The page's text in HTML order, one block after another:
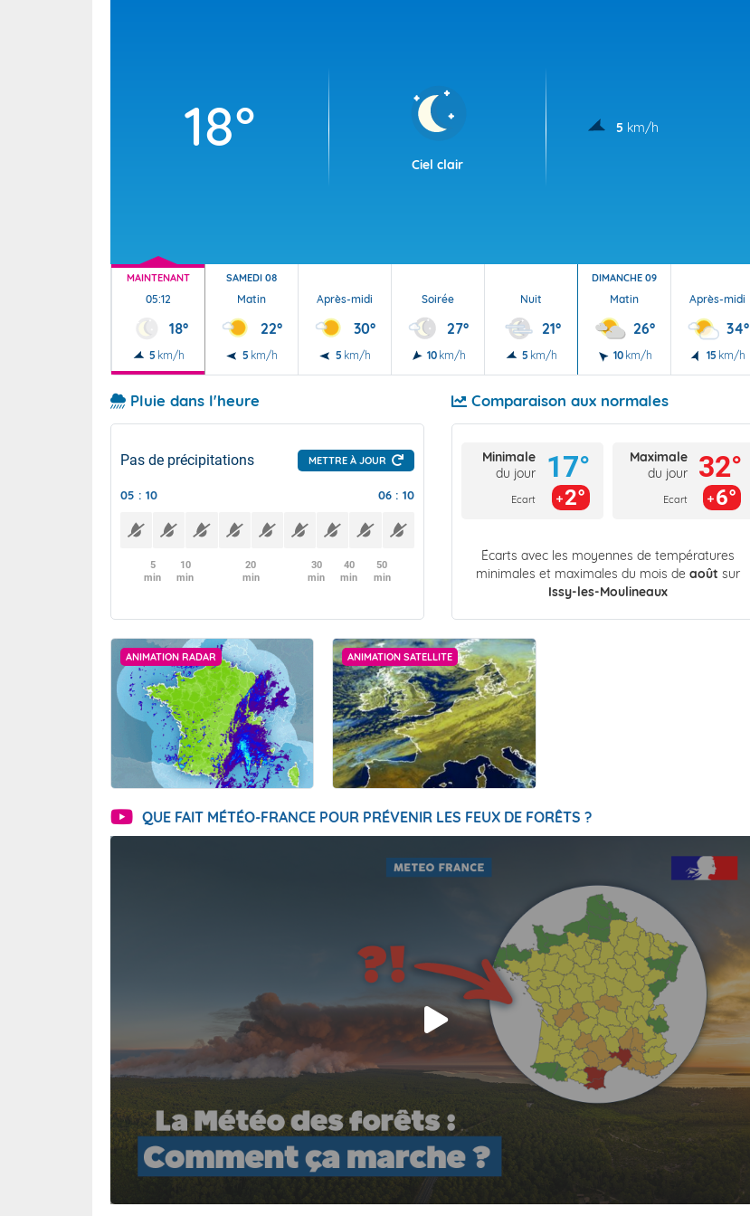
18°
Ciel clair
5 km/h
MAINTENANT
05:12
18°
5 km/h
SAMEDI 08
Matin
22°
5 km/h
Après-midi
30°
5 km/h
Soirée
27°
10 km/h
Nuit
21°
5 km/h
DIMANCHE 09
Matin
26°
10 km/h
Après-midi
34°
15 km/h
Pluie dans l'heure
Pas de précipitations METTRE À JOUR
05 : 10 06 : 10
5
min
10
min
20
min
30
min
40
min
50
min
Comparaison aux normales
Minimale
du jour
Ecart
17°
2°
Maximale
du jour
Ecart
32°
6°
Écarts avec les moyennes de températures
minimales et maximales du mois de août sur
Issy-les-Moulineaux
ANIMATION RADAR ANIMATION SATELLITE
QUE FAIT MÉTÉO-FRANCE POUR PRÉVENIR LES FEUX DE FORÊTS ?